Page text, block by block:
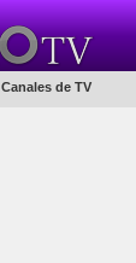
Canales de TV